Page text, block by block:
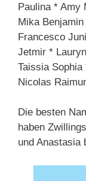
Paulina * Amy
Mika
Francesco
Jetmir *
Taissia
Nicolas
Die besten
haben
und Anastasia